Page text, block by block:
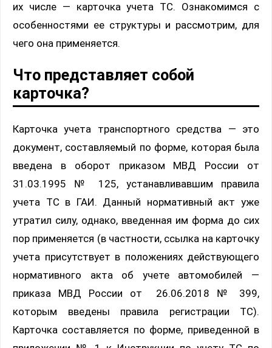
их числе — карточка учета ТС. Ознакомимся с
особенностями ее структуры и рассмотрим, для
чего она применяется.
Что представляет собой
карточка?
Карточка учета транспортного средства — это
документ, составляемый по форме, которая была
введена в оборот приказом МВД России от
31.03.1995 № 125, устанавливавшим правила
учета ТС в ГАИ. Данный нормативный акт уже
утратил силу, однако, введенная им форма до сих
пор применяется (в частности, ссылка на карточку
учета присутствует в положениях действующего
нормативного акта об учете автомобилей —
приказа МВД России от 26.06.2018 № 399,
которым введены правила регистрации ТС).
Карточка составляется по форме, приведенной в